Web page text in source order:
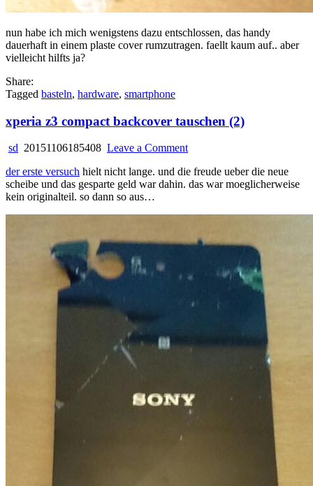
nun habe ich mich wenigstens dazu entschlossen, das handy
dauerhaft in einem plaste cover rumzutragen. faellt kaum auf.. aber
vielleicht hilfts ja?
Share:
Tagged basteln, hardware, smartphone
xperia z3 compact backcover tauschen (2)
sd 20151106185408 Leave a Commenton
z3
compact
der erste versuch hielt nicht lange. und die freude ueber die neue
scheibe und das gesparte geld war dahin. das war moeglicherweise
kein originalteil. so dann so aus…